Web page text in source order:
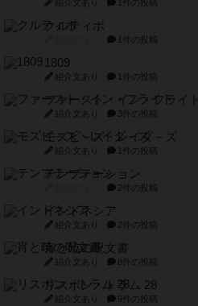
紹介文あり 1件の投稿
クルティボ
1件の投稿
1809
紹介文あり 1件の投稿
ファースト・イン・フライト
紹介文あり 3件の投稿
モズビ－ズ・レイダ－ズ
紹介文あり 1件の投稿
テンプテーション
2件の投稿
インドネシア
紹介文あり 2件の投稿
宵と暁の呪文書
紹介文あり 8件の投稿
リスボン・トラム 28
紹介文あり 9件の投稿